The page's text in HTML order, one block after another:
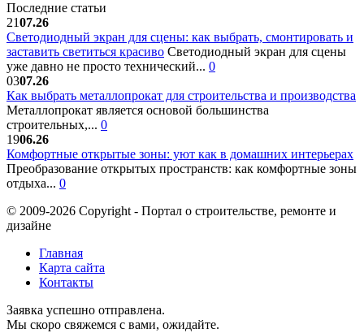
Последние статьи
2107.26
Светодиодный экран для сцены: как выбрать, смонтировать и
заставить светиться красиво Светодиодный экран для сцены
уже давно не просто технический... 0
0307.26
Как выбрать металлопрокат для строительства и производства
Металлопрокат является основой большинства
строительных,... 0
1906.26
Комфортные открытые зоны: уют как в домашних интерьерах
Преобразование открытых пространств: как комфортные зоны
отдыха... 0
© 2009-2026 Copyright - Портал о строительстве, ремонте и
дизайне
Главная
Карта сайта
Контакты
Заявка успешно отправлена.
Мы скоро свяжемся с вами, ожидайте.